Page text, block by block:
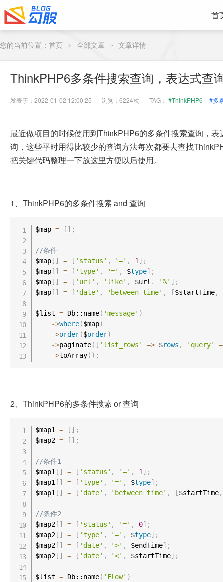
首
您的当前位置： 首页 > 全部文章 > 文章详情
ThinkPHP6多条件搜索查询，表达式查
发表于：2022-01-02 12:00:25 浏览：6224次 TAG： #ThinkPHP6 #多
最近做项目的时候使用到ThinkPHP6的多条件搜索查询，
询，这些平时用得比较少的查询方法每次都要去查找
把关键代码整理一下放这里方便以后使用。
1、ThinkPHP6的多条件搜索 and 查询
$map = [ ] ;
//条件
$map [ ] = [ 'status' , '=' , 1 ] ;
$map [ ] = [ 'type' , '=' , $type] ;
$map [ ] = [ 'url' , 'like' , $url . '%' ] ;
$map [ ] = [ 'date' , 'between time' , [$startTime,
$list = Db::name( 'message' )
->where($map)
->order($order)
->paginate( [ 'list_rows' => $rows , 'query' =
->toArray( ) ;
2、ThinkPHP6的多条件搜索 or 查询
$map1 = [ ] ;
$map2 = [ ] ;
//条件1
$map1 [ ] = [ 'status' , '=' , 1 ] ;
$map1 [ ] = [ 'type' , '=' , $type] ;
$map1 [ ] = [ 'date' , 'between time' , [$startTime,
//条件2
$map2 [ ] = [ 'status' , '=' , 0] ;
$map2 [ ] = [ 'type' , '=' , $type] ;
$map2 [ ] = [ 'date' , '>' , $endTime] ;
$map2 [ ] = [ 'date' , '<' , $startTime] ;
$list = Db::name( 'Flow' )